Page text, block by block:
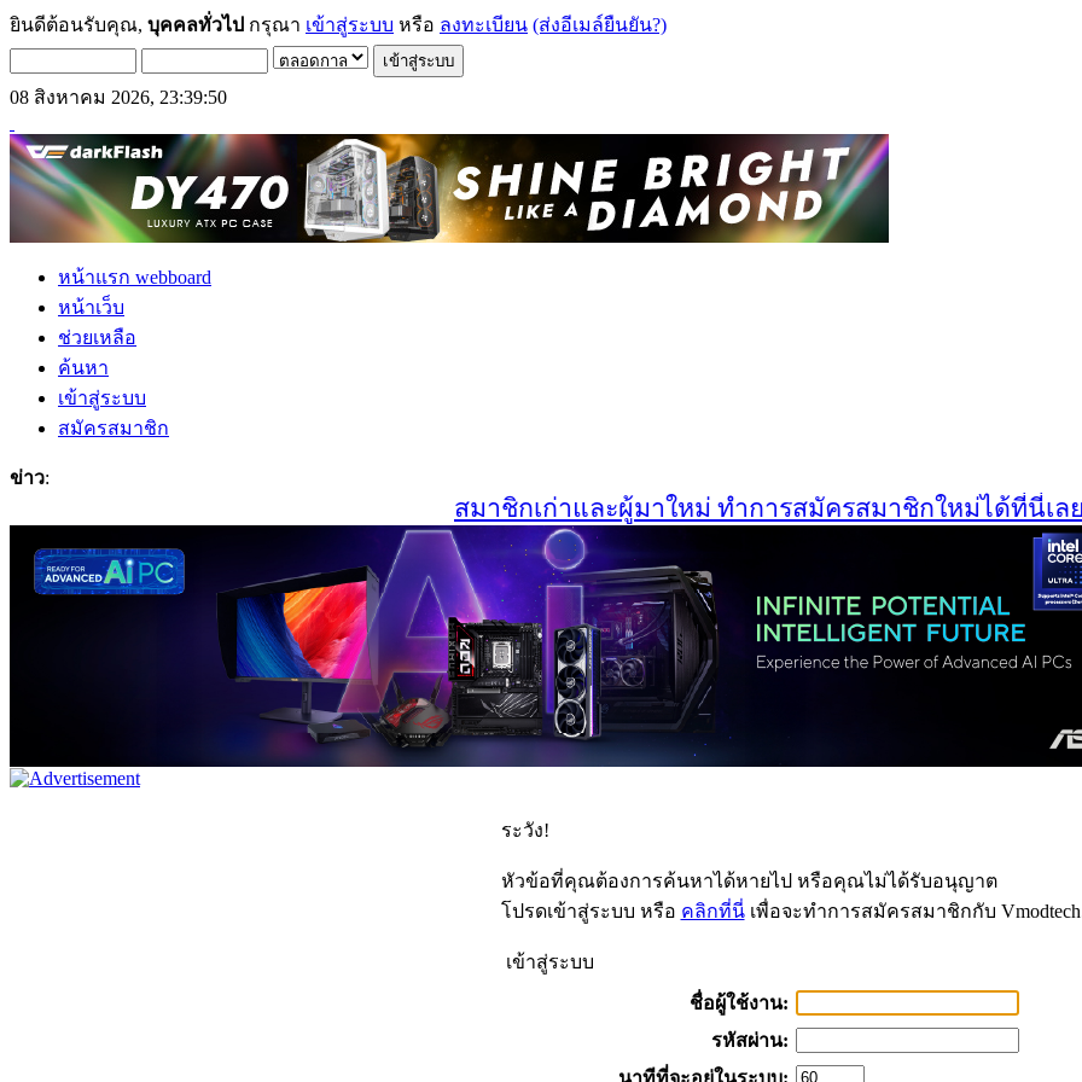
ยินดีต้อนรับคุณ, บุคคลทั่วไป กรุณา เข้าสู่ระบบ หรือ ลงทะเบียน (ส่งอีเมล์ยืนยัน?)
08 สิงหาคม 2026, 23:39:50
หน้าแรก webboard
หน้าเว็บ
ช่วยเหลือ
ค้นหา
เข้าสู่ระบบ
สมัครสมาชิก
ข่าว:
สมาชิกเก่าและผู้มาใหม่ ทำการสมัครสมาชิกใหม่ได้ที่นี่เลยค
ระวัง!
หัวข้อที่คุณต้องการค้นหาได้หายไป หรือคุณไม่ได้รับอนุญาต
โปรดเข้าสู่ระบบ หรือ คลิกที่นี่เพื่อจะทำการสมัครสมาชิกกับ
เข้าสู่ระบบ
ชื่อผู้ใช้งาน:
รหัสผ่าน:
นาทีที่จะอยู่ในระบบ: